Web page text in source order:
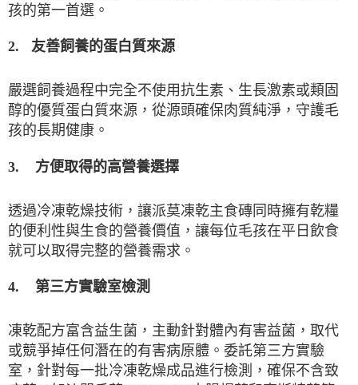
孩的第一首選。
2. 友善飼養的蛋白質來源
嚴選飼養過程中完全不使用抗生素、生長激素或類固
醇的優質蛋白質來源，從源頭確保肉質純淨，守護毛
孩的長期健康。
3. 方便取得的高營養選擇
透過冷凍乾燥技術，讓派莫凍乾主食磚同時擁有乾糧
的便利性與生食的營養價值，讓每位毛孩在平日飲食
就可以取得完整的營養需求。
4. 第三方實驗室檢測
凍乾配方富含益生菌，主動針對體內有害益菌，取代
或競爭掉任何潛在的有害病原體。委託第三方實驗
室，針對每一批冷凍乾燥成品進行檢測，確保不含致